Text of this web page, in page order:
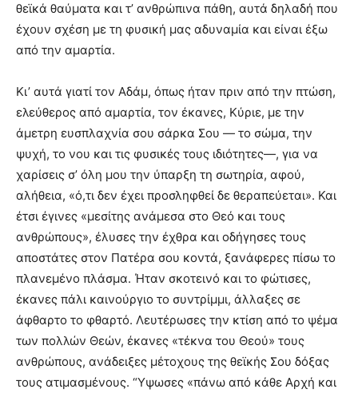
θεϊκά θαύματα και τ’ ανθρώπινα πάθη, αυτά δηλαδή που
έχουν σχέση με τη φυσική μας αδυναμία και είναι έξω
από την αμαρτία.
Κι’ αυτά γιατί τον Αδάμ, όπως ήταν πριν από την πτώση,
ελεύθερος από αμαρτία, τον έκανες, Κύριε, με την
άμετρη ευσπλαχνία σου σάρκα Σου — το σώμα, την
ψυχή, το νου και τις φυσικές τους ιδιότητες—, για να
χαρίσεις σ’ όλη μου την ύπαρξη τη σωτηρία, αφού,
αλήθεια, «ό,τι δεν έχει προσληφθεί δε θεραπεύεται». Και
έτσι έγινες «μεσίτης ανάμεσα στο Θεό και τους
ανθρώπους», έλυσες την έχθρα και οδήγησες τους
αποστάτες στον Πατέρα σου κοντά, ξανάφερες πίσω το
πλανεμένο πλάσμα. Ήταν σκοτεινό και το φώτισες,
έκανες πάλι καινούργιο το συντρίμμι, άλλαξες σε
άφθαρτο το φθαρτό. Λευτέρωσες την κτίση από το ψέμα
των πολλών Θεών, έκανες «τέκνα του Θεού» τους
ανθρώπους, ανάδειξες μέτοχους της θεϊκής Σου δόξας
τους ατιμασμένους. “Υψωσες «πάνω από κάθε Αρχή και